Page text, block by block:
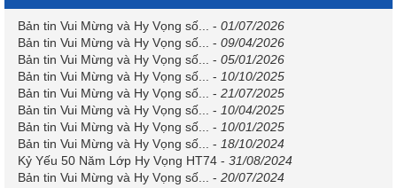
Bản tin Vui Mừng và Hy Vọng số... - 01/07/2026
Bản tin Vui Mừng và Hy Vọng số... - 09/04/2026
Bản tin Vui Mừng và Hy Vọng số... - 05/01/2026
Bản tin Vui Mừng và Hy Vọng số... - 10/10/2025
Bản tin Vui Mừng và Hy Vọng số... - 21/07/2025
Bản tin Vui Mừng và Hy Vọng số... - 10/04/2025
Bản tin Vui Mừng và Hy Vọng số... - 10/01/2025
Bản tin Vui Mừng và Hy Vọng số... - 18/10/2024
Kỷ Yếu 50 Năm Lớp Hy Vọng HT74 - 31/08/2024
Bản tin Vui Mừng và Hy Vọng số... - 20/07/2024